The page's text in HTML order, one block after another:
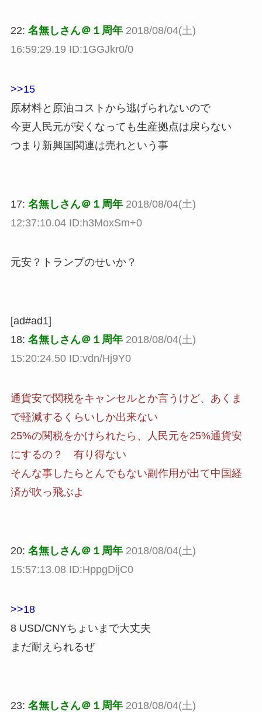
22: 名無しさん＠１周年 2018/08/04(土)
16:59:29.19 ID:1GGJkr0/0
>>15
原材料と原油コストから逃げられないので
今更人民元が安くなっても生産拠点は戻らない
つまり新興国関連は売れという事
17: 名無しさん＠１周年 2018/08/04(土)
12:37:10.04 ID:h3MoxSm+0
元安？トランプのせいか？
[ad#ad1]
18: 名無しさん＠１周年 2018/08/04(土)
15:20:24.50 ID:vdn/Hj9Y0
通貨安で関税をキャンセルとか言うけど、あくま
で軽減するくらいしか出来ない
25%の関税をかけられたら、人民元を25%通貨安
にするの？ 有り得ない
そんな事したらとんでもない副作用が出て中国経
済が吹っ飛ぶよ
20: 名無しさん＠１周年 2018/08/04(土)
15:57:13.08 ID:HppgDijC0
>>18
8 USD/CNYちょいまで大丈夫
まだ耐えられるぜ
23: 名無しさん＠１周年 2018/08/04(土)